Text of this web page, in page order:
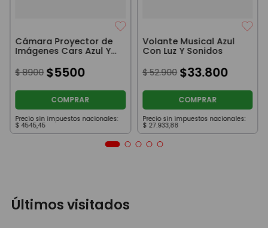
Cámara Proyector de
Imágenes Cars Azul Y
Amarillo Con Luz Ditoys
$ 8900 $5500
COMPRAR
Precio sin impuestos nacionales:
$ 4545,45
Volante Musical Azul
Con Luz Y Sonidos
$ 52.900 $33.800
COMPRAR
Precio sin impuestos nacionales:
$ 27.933,88
Últimos visitados